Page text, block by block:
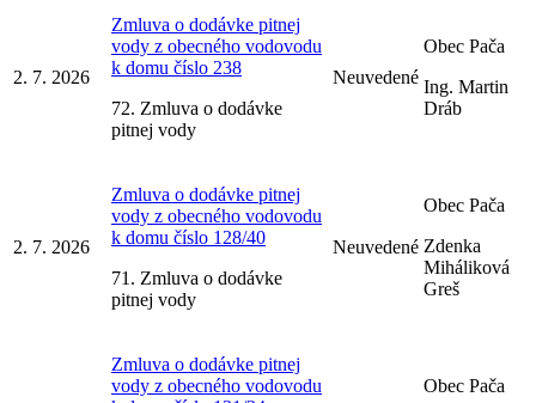
2. 7. 2026
Zmluva o dodávke pitnej
vody z obecného vodovodu
k domu číslo 238
72. Zmluva o dodávke
pitnej vody
Neuvedené
Obec Pača
Ing. Martin
Dráb
2. 7. 2026
Zmluva o dodávke pitnej
vody z obecného vodovodu
k domu číslo 128/40
71. Zmluva o dodávke
pitnej vody
Neuvedené
Obec Pača
Zdenka
Miháliková
Greš
Zmluva o dodávke pitnej
vody z obecného vodovodu
Obec Pača